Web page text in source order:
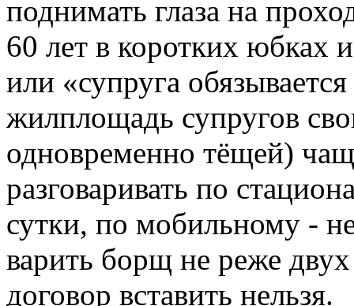
поднимать глаза на
60 лет в коротких юбках
или «супруга
жилплощадь супругов
одновременно тёщей)
разговаривать по
сутки, по мобильному -
варить борщ не реже
договор вставить нельзя.